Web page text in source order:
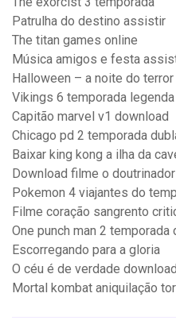
Patrulha do destino assistir
The titan games online
Música amigos e festa
Halloween – a noite do
Vikings 6 temporada
Capitão marvel v1 download
Chicago pd 2 temporada
Baixar king kong a ilha da
Download filme o
Pokemon 4 viajantes do
Filme coração sangrento
One punch man 2 temporada
Escorregando para a gloria
O céu é de verdade
Mortal kombat aniquilação